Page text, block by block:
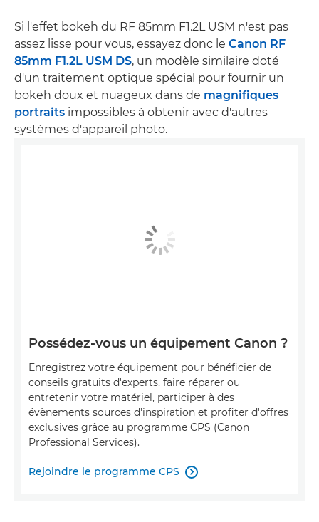
Si l'effet bokeh du RF 85mm F1.2L USM n'est pas
assez lisse pour vous, essayez donc le Canon RF
85mm F1.2L USM DS, un modèle similaire doté
d'un traitement optique spécial pour fournir un
bokeh doux et nuageux dans de magnifiques
portraits impossibles à obtenir avec d'autres
systèmes d'appareil photo.
Possédez-vous un équipement Canon ?
Enregistrez votre équipement pour bénéficier de
conseils gratuits d'experts, faire réparer ou
entretenir votre matériel, participer à des
évènements sources d'inspiration et profiter d'offres
exclusives grâce au programme CPS (Canon
Professional Services).
Rejoindre le programme CPS 